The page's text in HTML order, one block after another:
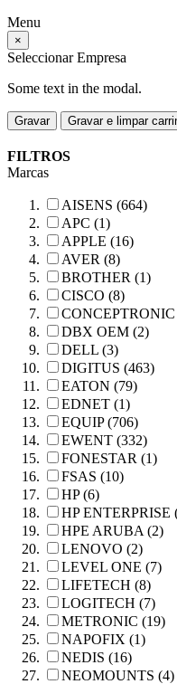
Menu
×
Seleccionar Empresa
Some text in the modal.
Gravar Gravar e limpar
FILTROS
Marcas
AISENS (664)
APC (1)
APPLE (16)
AVER (8)
BROTHER (1)
CISCO (8)
CONCEPTRONIC
DBX OEM (2)
DELL (3)
DIGITUS (463)
EATON (79)
EDNET (1)
EQUIP (706)
EWENT (332)
FONESTAR (1)
FSAS (10)
HP (6)
HP ENTERPRISE
HPE ARUBA (2)
LENOVO (2)
LEVEL ONE (7)
LIFETECH (8)
LOGITECH (7)
METRONIC (19)
NAPOFIX (1)
NEDIS (16)
NEOMOUNTS (4)